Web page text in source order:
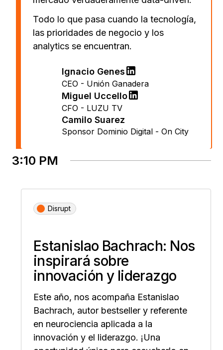
Todo lo que pasa cuando la tecnología,
las prioridades de negocio y los
analytics se encuentran.
Ignacio Genes
CEO - Unión Ganadera
Miguel Uccello
CFO - LUZU TV
Camilo Suarez
Sponsor Dominio Digital - On City
3:10 PM
Disrupt
Estanislao Bachrach: Nos
inspirará sobre
innovación y liderazgo
Este año, nos acompaña Estanislao
Bachrach, autor bestseller y referente
en neurociencia aplicada a la
innovación y el liderazgo. ¡Una